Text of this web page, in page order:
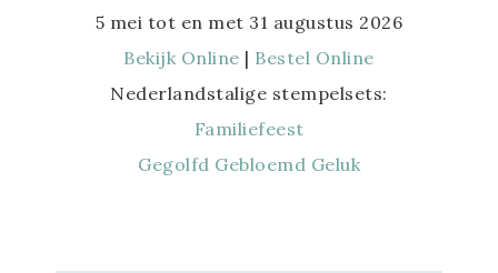
5 mei tot en met 31 augustus 2026
Bekijk Online | Bestel Online
Nederlandstalige stempelsets:
Familiefeest
Gegolfd Gebloemd Geluk